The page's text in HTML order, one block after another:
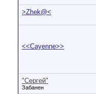
>Zhek@<
<<Cayenne>>
"Сергей"
Забанен